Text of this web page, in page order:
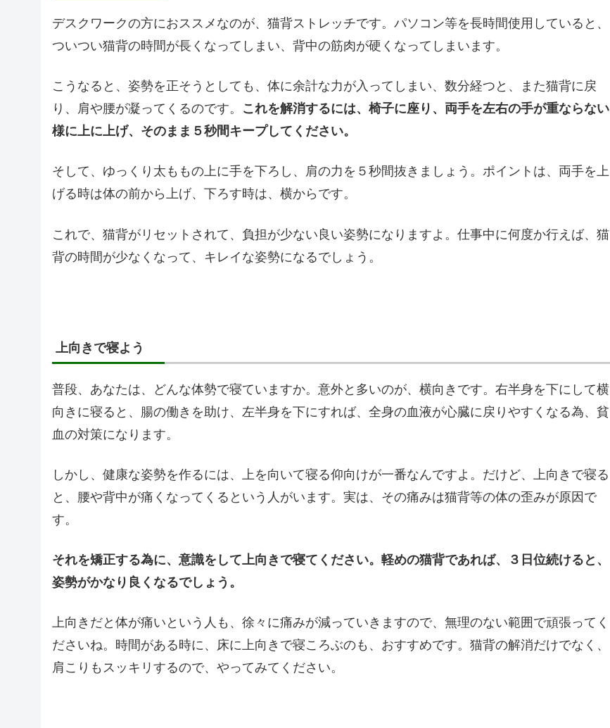
デスクワークの方におススメなのが、猫背ストレッチです。パソコン等を長時間使用していると、
ついつい猫背の時間が長くなってしまい、背中の筋肉が硬くなってしまいます。
こうなると、姿勢を正そうとしても、体に余計な力が入ってしまい、数分経つと、また猫背に戻
り、肩や腰が凝ってくるのです。 これを解消するには、椅子に座り、両手を左右の手が重ならない
様に上に上げ、そのまま５秒間キープしてください。
そして、ゆっくり太ももの上に手を下ろし、肩の力を５秒間抜きましょう。ポイントは、両手を上
げる時は体の前から上げ、下ろす時は、横からです。
これで、猫背がリセットされて、負担が少ない良い姿勢になりますよ。仕事中に何度か行えば、猫
背の時間が少なくなって、キレイな姿勢になるでしょう。
上向きで寝よう
普段、あなたは、どんな体勢で寝ていますか。意外と多いのが、横向きです。右半身を下にして横
向きに寝ると、腸の働きを助け、左半身を下にすれば、全身の血液が心臓に戻りやすくなる為、貧
血の対策になります。
しかし、健康な姿勢を作るには、上を向いて寝る仰向けが一番なんですよ。だけど、上向きで寝る
と、腰や背中が痛くなってくるという人がいます。実は、その痛みは猫背等の体の歪みが原因で
す。
それを矯正する為に、意識をして上向きで寝てください。軽めの猫背であれば、３日位続けると、
姿勢がかなり良くなるでしょう。
上向きだと体が痛いという人も、徐々に痛みが減っていきますので、無理のない範囲で頑張ってく
ださいね。時間がある時に、床に上向きで寝ころぶのも、おすすめです。猫背の解消だけでなく、
肩こりもスッキリするので、やってみてください。